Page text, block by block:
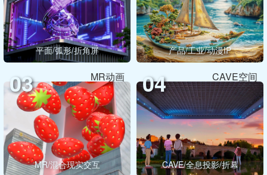
平面/弧形/折角屏 产品/工业/动漫IP
03 MR动画
MR/混合现实交互
04 CAVE空间
CAVE/全息投影/折幕